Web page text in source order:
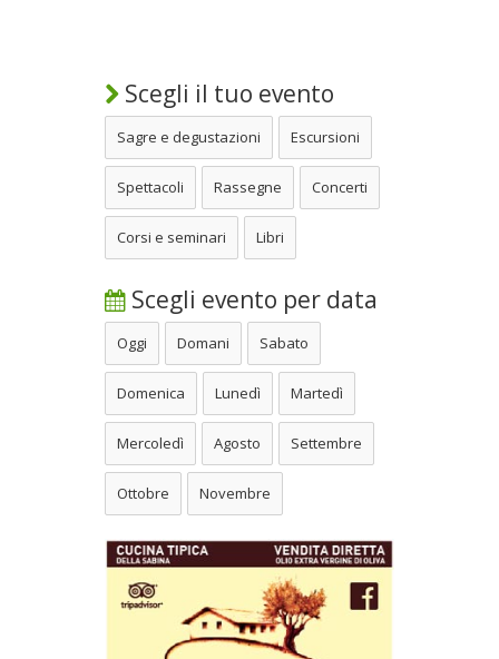
Scegli il tuo evento
Sagre e degustazioni Escursioni
Spettacoli Rassegne Concerti
Corsi e seminari Libri
Scegli evento per data
Oggi Domani Sabato
Domenica Lunedì Martedì
Mercoledì Agosto Settembre
Ottobre Novembre